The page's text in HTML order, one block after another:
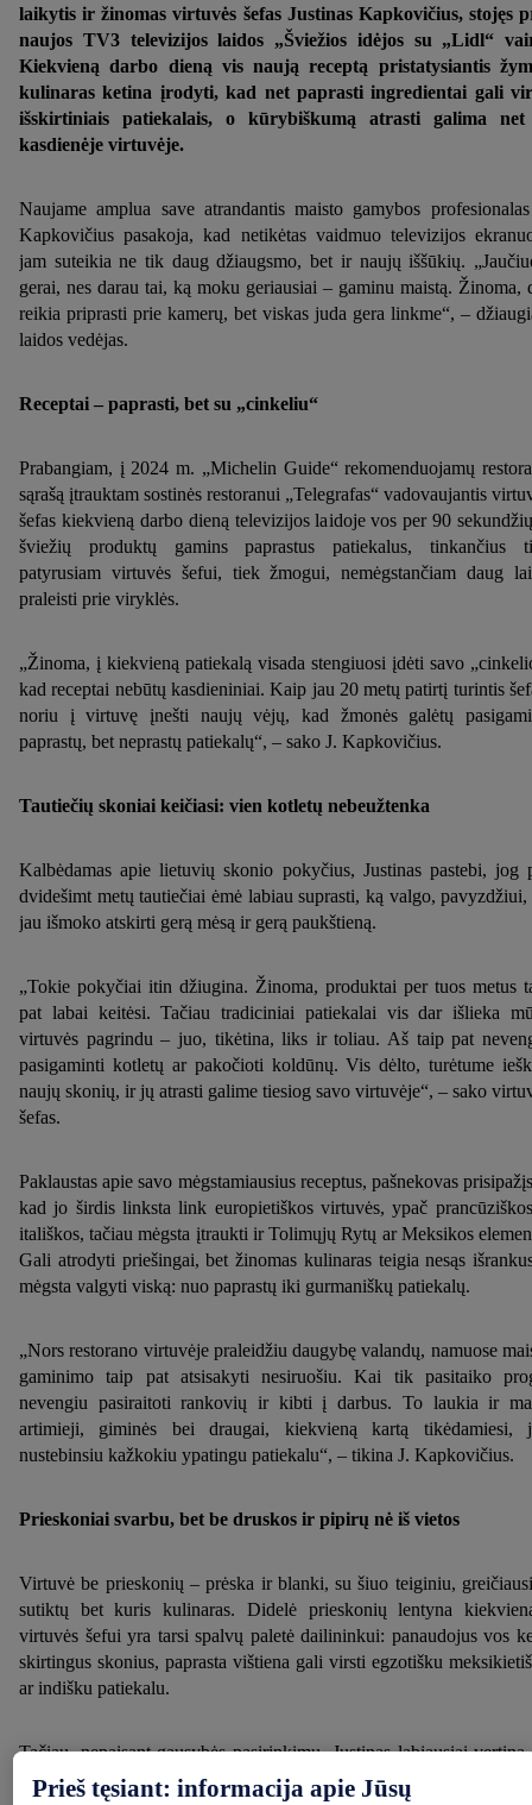
laikytis ir žinomas virtuvės šefas Justinas Kapkovičius, stojęs
naujos TV3 televizijos laidos „Šviežios idėjos su „Lidl“
Kiekvieną darbo dieną vis naują receptą pristatysiantis
kulinaras ketina įrodyti, kad net paprasti ingredientai gali
išskirtiniais patiekalais, o kūrybiškumą atrasti galima
kasdienėje virtuvėje.
Naujame amplua save atrandantis maisto gamybos
Kapkovičius pasakoja, kad netikėtas vaidmuo televizijos
jam suteikia ne tik daug džiaugsmo, bet ir naujų iššūkių.
gerai, nes darau tai, ką moku geriausiai – gaminu maistą. Žinoma,
reikia priprasti prie kamerų, bet viskas juda gera linkme“, –
laidos vedėjas.
Receptai – paprasti, bet su „cinkeliu“
Prabangiam, į 2024 m. „Michelin Guide“ rekomenduojamų
sąrašą įtrauktam sostinės restoranui „Telegrafas“ vadovaujantis
šefas kiekvieną darbo dieną televizijos laidoje vos per 90
šviežių produktų gamins paprastus patiekalus, tinkančius
patyrusiam virtuvės šefui, tiek žmogui, nemėgstančiam daug
praleisti prie viryklės.
„Žinoma, į kiekvieną patiekalą visada stengiuosi įdėti savo
kad receptai nebūtų kasdieniniai. Kaip jau 20 metų patirtį turintis
noriu į virtuvę įnešti naujų vėjų, kad žmonės galėtų
paprastų, bet neprastų patiekalų“, – sako J. Kapkovičius.
Tautiečių skoniai keičiasi: vien kotletų nebeužtenka
Kalbėdamas apie lietuvių skonio pokyčius, Justinas pastebi, jog
dvidešimt metų tautiečiai ėmė labiau suprasti, ką valgo,
jau išmoko atskirti gerą mėsą ir gerą paukštieną.
„Tokie pokyčiai itin džiugina. Žinoma, produktai per tuos metus
pat labai keitėsi. Tačiau tradiciniai patiekalai vis dar išlieka
virtuvės pagrindu – juo, tikėtina, liks ir toliau. Aš taip pat
pasigaminti kotletų ar pakočioti koldūnų. Vis dėlto, turėtume
naujų skonių, ir jų atrasti galime tiesiog savo virtuvėje“, – sako
šefas.
Paklaustas apie savo mėgstamiausius receptus, pašnekovas
kad jo širdis linksta link europietiškos virtuvės, ypač
itališkos, tačiau mėgsta įtraukti ir Tolimųjų Rytų ar Meksikos
Gali atrodyti priešingai, bet žinomas kulinaras teigia nesąs
mėgsta valgyti viską: nuo paprastų iki gurmaniškų patiekalų.
„Nors restorano virtuvėje praleidžiu daugybę valandų, namuose
gaminimo taip pat atsisakyti nesiruošiu. Kai tik pasitaiko
nevengiu pasiraitoti rankovių ir kibti į darbus. To laukia ir
artimieji, giminės bei draugai, kiekvieną kartą tikėdamiesi,
nustebinsiu kažkokiu ypatingu patiekalu“, – tikina J. Kapkovičius.
Prieskoniai svarbu, bet be druskos ir pipirų nė iš vietos
Virtuvė be prieskonių – prėska ir blanki, su šiuo teiginiu,
sutiktų bet kuris kulinaras. Didelė prieskonių lentyna
virtuvės šefui yra tarsi spalvų paletė dailininkui: panaudojus vos
skirtingus skonius, paprasta vištiena gali virsti egzotišku
ar indišku patiekalu.
Tačiau, nepaisant gausybės pasirinkimų, Justinas labiausiai vertina
pagrindinius komponentus – druską ir pipirus. „Be jų
Prieš tęsiant: informacija apie Jūsų